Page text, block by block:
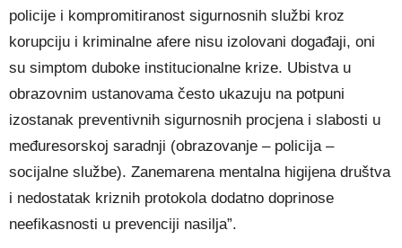
policije i kompromitiranost sigurnosnih službi kroz
korupciju i kriminalne afere nisu izolovani događaji, oni
su simptom duboke institucionalne krize. Ubistva u
obrazovnim ustanovama često ukazuju na potpuni
izostanak preventivnih sigurnosnih procjena i slabosti u
međuresorskoj saradnji (obrazovanje – policija –
socijalne službe). Zanemarena mentalna higijena društva
i nedostatak kriznih protokola dodatno doprinose
neefikasnosti u prevenciji nasilja”.